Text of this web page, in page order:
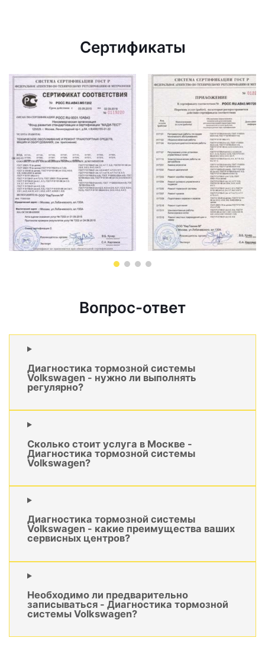
Сертификаты
Вопрос-ответ
Диагностика тормозной системы
Volkswagen - нужно ли выполнять
регулярно?
Сколько стоит услуга в Москве -
Диагностика тормозной системы
Volkswagen?
Диагностика тормозной системы
Volkswagen - какие преимущества ваших
сервисных центров?
Необходимо ли предварительно
записываться - Диагностика тормозной
системы Volkswagen?